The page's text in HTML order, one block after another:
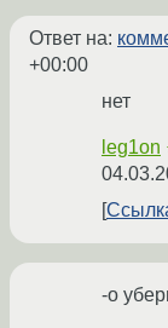
Ответ на:
+00:00
нет
leg1on
-o